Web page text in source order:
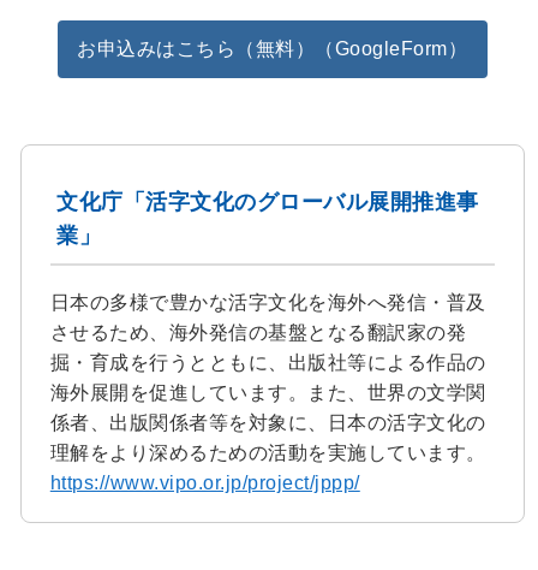
お申込みはこちら（無料）（GoogleForm）
文化庁「活字文化のグローバル展開推進事
業」
日本の多様で豊かな活字文化を海外へ発信・普及
させるため、海外発信の基盤となる翻訳家の発
掘・育成を行うとともに、出版社等による作品の
海外展開を促進しています。また、世界の文学関
係者、出版関係者等を対象に、日本の活字文化の
理解をより深めるための活動を実施しています。
https://www.vipo.or.jp/project/jppp/